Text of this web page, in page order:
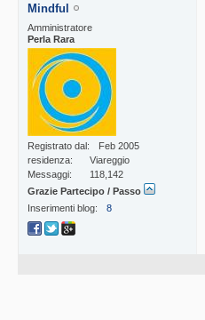
Mindful
Amministratore
Perla Rara
Registrato dal
Feb 2005
residenza
Viareggio
Messaggi
118,142
Grazie Partecipo / Passo
Inserimenti blog
8